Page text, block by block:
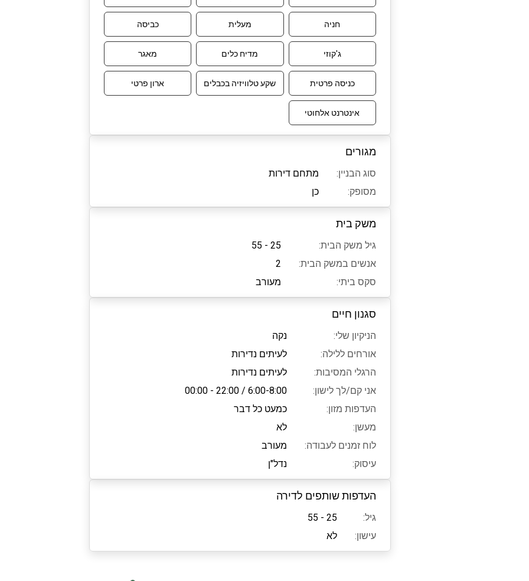
חניה מעלית כביסה
ג'קוזי מדיח כלים מאגר
כניסה פרטית שקע טלוויזיה בכבלים ארון פרטי
אינטרנט אלחוטי
מגורים
סוג הבניין:
מתחם דירות
מסופק:
כן
משק בית
גיל משק הבית:
25 - 55
אנשים במשק הבית:
2
סקס ביתי:
מעורב
סגנון חיים
הניקיון שלי:
נקה
אורחים ללילה:
לעיתים נדירות
הרגלי המסיבות:
לעיתים נדירות
אני קם/לך לישון:
6:00-8:00
/
22:00 - 00:00
העדפות מזון:
כמעט כל דבר
מעשן:
לא
לוח זמנים לעבודה:
מעורב
עיסוק:
נדל"ן
העדפות שותפים לדירה
גיל:
25 - 55
עישון:
לא